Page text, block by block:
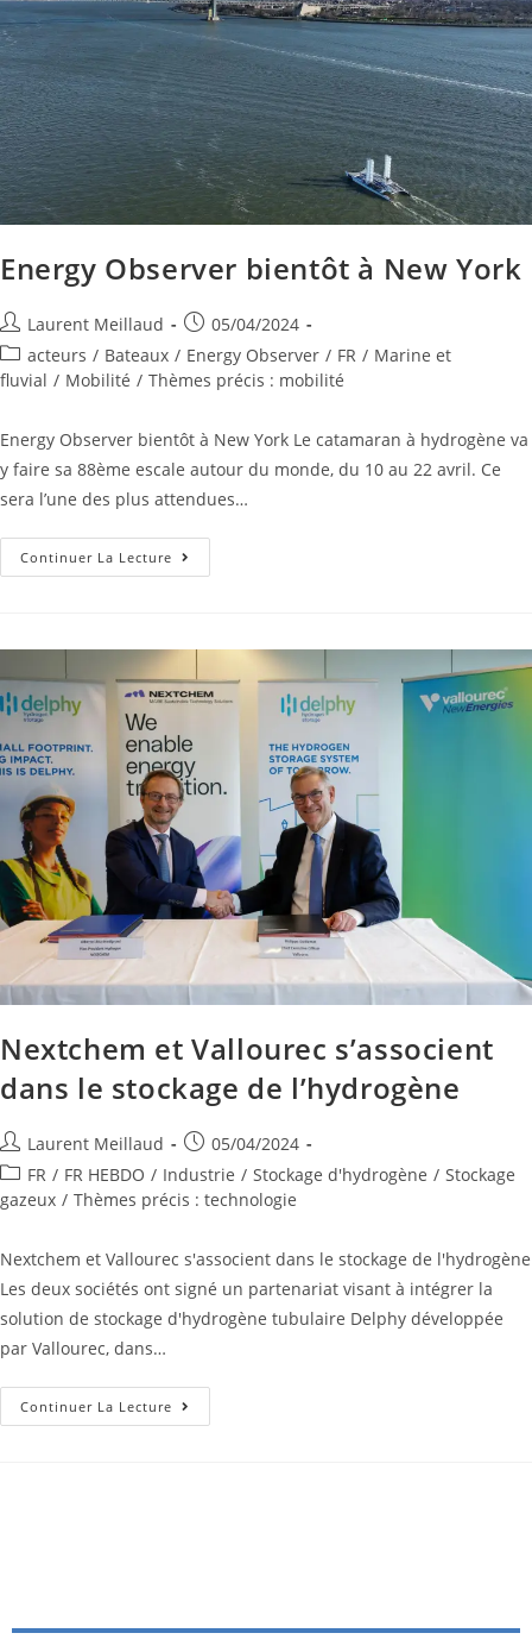
Energy Observer bientôt à New York
Laurent Meillaud
05/04/2024
acteurs / Bateaux / Energy Observer / FR / Marine et
fluvial / Mobilité / Thèmes précis : mobilité
Energy Observer bientôt à New York Le catamaran à hydrogène va
y faire sa 88ème escale autour du monde, du 10 au 22 avril. Ce
sera l’une des plus attendues…
Continuer La Lecture
Nextchem et Vallourec s’associent
dans le stockage de l’hydrogène
Laurent Meillaud
05/04/2024
FR / FR HEBDO / Industrie / Stockage d'hydrogène / Stockage
gazeux / Thèmes précis : technologie
Nextchem et Vallourec s'associent dans le stockage de l'hydrogène
Les deux sociétés ont signé un partenariat visant à intégrer la
solution de stockage d'hydrogène tubulaire Delphy développée
par Vallourec, dans…
Continuer La Lecture